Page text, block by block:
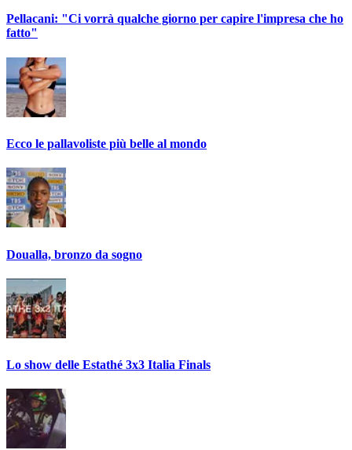
Pellacani: "Ci vorrà qualche giorno per capire l'impresa che ho
fatto"
Ecco le pallavoliste più belle al mondo
Doualla, bronzo da sogno
Lo show delle Estathé 3x3 Italia Finals